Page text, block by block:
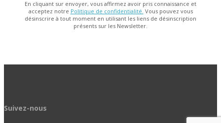
En cliquant sur envoyer, vous affirmez avoir pris connaissance et
acceptez notre Politique de confidentialité. Vous pouvez vous
désinscrire à tout moment en utilisant les liens de désinscription
présents sur les Newsletter.
Suivez-nous